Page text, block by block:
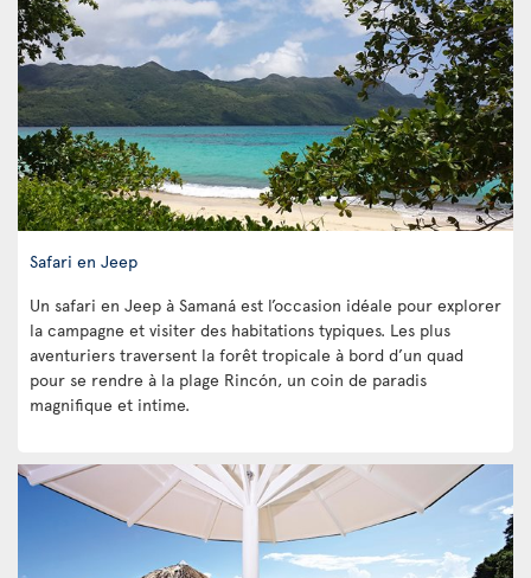
Safari en Jeep
Un safari en Jeep à Samaná est l’occasion idéale pour explorer
la campagne et visiter des habitations typiques. Les plus
aventuriers traversent la forêt tropicale à bord d’un quad
pour se rendre à la plage Rincón, un coin de paradis
magnifique et intime.